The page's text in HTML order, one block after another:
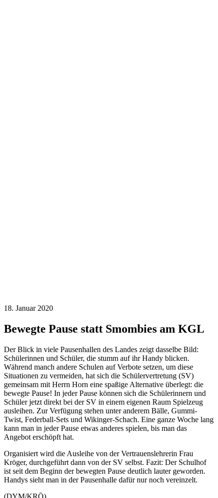
18. Januar 2020
Bewegte Pause statt Smombies am KGL
Der Blick in viele Pausenhallen des Landes zeigt dasselbe Bild:
Schülerinnen und Schüler, die stumm auf ihr Handy blicken.
Während manch andere Schulen auf Verbote setzen, um diese
Situationen zu vermeiden, hat sich die Schülervertretung (SV)
gemeinsam mit Herrn Horn eine spaßige Alternative überlegt: die
bewegte Pause! In jeder Pause können sich die Schülerinnern und
Schüler jetzt direkt bei der SV in einem eigenen Raum Spielzeug
ausleihen. Zur Verfügung stehen unter anderem Bälle, Gummi-
Twist, Federball-Sets und Wikinger-Schach. Eine ganze Woche lang
kann man in jeder Pause etwas anderes spielen, bis man das
Angebot erschöpft hat.
Organisiert wird die Ausleihe von der Vertrauenslehrerin Frau
Kröger, durchgeführt dann von der SV selbst. Fazit: Der Schulhof
ist seit dem Beginn der bewegten Pause deutlich lauter geworden.
Handys sieht man in der Pausenhalle dafür nur noch vereinzelt.
(DYM/KRÖ)